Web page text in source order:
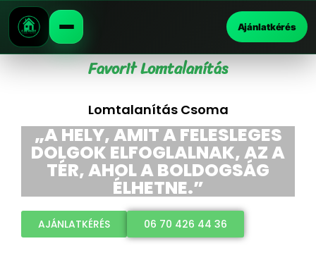
Ajánlatkérés
Favorit Lomtalanítás
Lomtalanítás Csoma
„A HELY, AMIT A FELESLEGES
DOLGOK ELFOGLALNAK, AZ A
TÉR, AHOL A BOLDOGSÁG
ÉLHETNE.”
AJÁNLATKÉRÉS 06 70 426 44 36